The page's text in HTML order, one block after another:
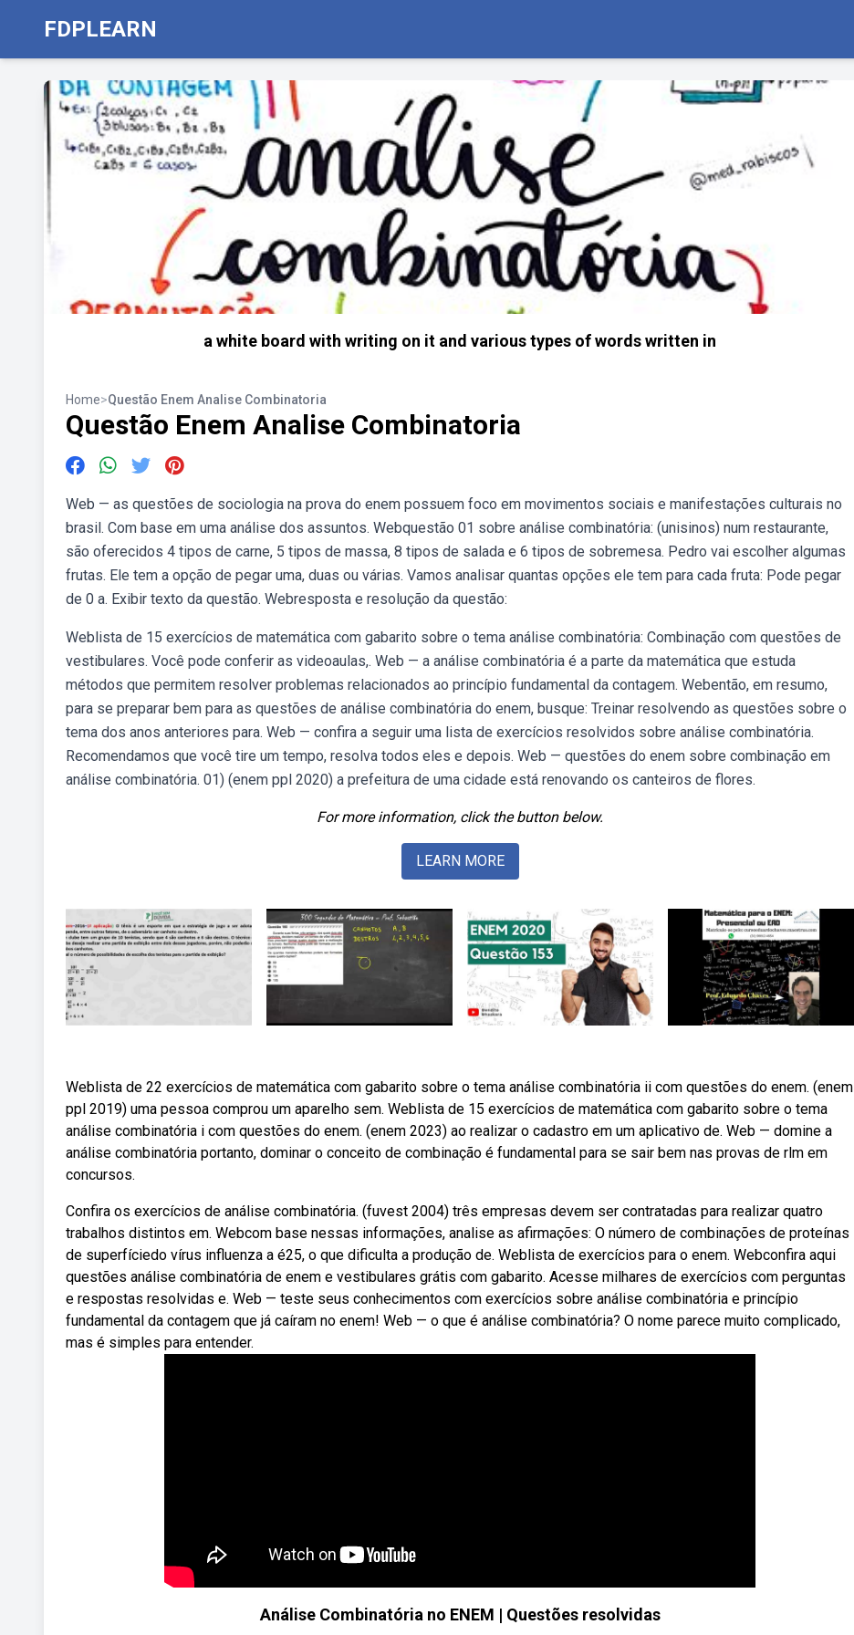
FDPLEARN
a white board with writing on it and various types of words written in
Home>Questão Enem Analise Combinatoria
Questão Enem Analise Combinatoria
Web — as questões de sociologia na prova do enem possuem foco em movimentos sociais e manifestações culturais no
brasil. Com base em uma análise dos assuntos. Webquestão 01 sobre análise combinatória: (unisinos) num restaurante,
são oferecidos 4 tipos de carne, 5 tipos de massa, 8 tipos de salada e 6 tipos de sobremesa. Pedro vai escolher algumas
frutas. Ele tem a opção de pegar uma, duas ou várias. Vamos analisar quantas opções ele tem para cada fruta: Pode pegar
de 0 a. Exibir texto da questão. Webresposta e resolução da questão:
Weblista de 15 exercícios de matemática com gabarito sobre o tema análise combinatória: Combinação com questões de
vestibulares. Você pode conferir as videoaulas,. Web — a análise combinatória é a parte da matemática que estuda
métodos que permitem resolver problemas relacionados ao princípio fundamental da contagem. Webentão, em resumo,
para se preparar bem para as questões de análise combinatória do enem, busque: Treinar resolvendo as questões sobre o
tema dos anos anteriores para. Web — confira a seguir uma lista de exercícios resolvidos sobre análise combinatória.
Recomendamos que você tire um tempo, resolva todos eles e depois. Web — questões do enem sobre combinação em
análise combinatória. 01) (enem ppl 2020) a prefeitura de uma cidade está renovando os canteiros de flores.
For more information, click the button below.
LEARN MORE
Weblista de 22 exercícios de matemática com gabarito sobre o tema análise combinatória ii com questões do enem. (enem
ppl 2019) uma pessoa comprou um aparelho sem. Weblista de 15 exercícios de matemática com gabarito sobre o tema
análise combinatória i com questões do enem. (enem 2023) ao realizar o cadastro em um aplicativo de. Web — domine a
análise combinatória portanto, dominar o conceito de combinação é fundamental para se sair bem nas provas de rlm em
concursos.
Confira os exercícios de análise combinatória. (fuvest 2004) três empresas devem ser contratadas para realizar quatro
trabalhos distintos em. Webcom base nessas informações, analise as afirmações: O número de combinações de proteínas
de superfíciedo vírus influenza a é25, o que dificulta a produção de. Weblista de exercícios para o enem. Webconfira aqui
questões análise combinatória de enem e vestibulares grátis com gabarito. Acesse milhares de exercícios com perguntas
e respostas resolvidas e. Web — teste seus conhecimentos com exercícios sobre análise combinatória e princípio
fundamental da contagem que já caíram no enem! Web — o que é análise combinatória? O nome parece muito complicado,
mas é simples para entender.
Análise Combinatória no ENEM | Questões resolvidas